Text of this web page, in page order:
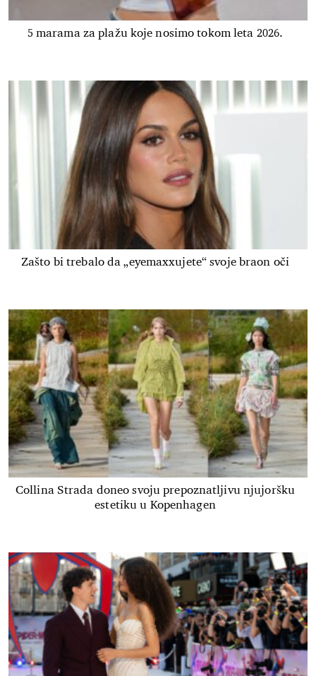
5 marama za plažu koje nosimo tokom leta 2026.
Zašto bi trebalo da „eyemaxxujete“ svoje braon oči
Collina Strada doneo svoju prepoznatljivu njujoršku
estetiku u Kopenhagen